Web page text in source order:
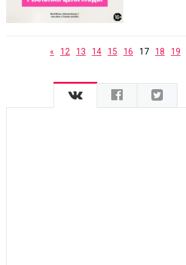
« 12 13 14 15 16 17 18 19